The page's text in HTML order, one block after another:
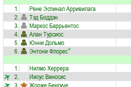
1. Рене Эспинал Арривилага
2.
Тэд Боддэн
3.
Маркос Баррьентос
4.
Алан Турсиос
5.
Юнни Дольмо
6.
Энтони Флорес
1. Нилмо Херрера
2.
Иисус Виносис
3.
Жорже Бенгуче